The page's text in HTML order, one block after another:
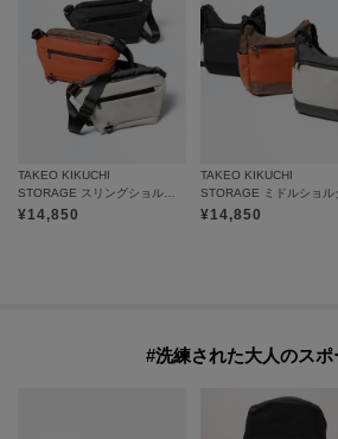
TAKEO KIKUCHI
¥14,850
TAKEO KIKUCHI
¥14,850
#洗練された大人のスポ